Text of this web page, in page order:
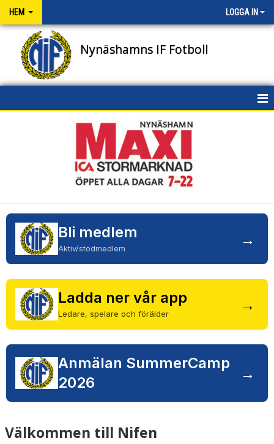
HEM LOGGA IN
Nynäshamns IF Fotboll
NIFENS FOND
KALENDER
VÅRA LAG/TRÄNARE
MATCHER
WEBBSHOP
Bli medlem
Aktiv/stödmedlem →
Ladda ner vår app
Ledare, spelare och förälder →
Anmälan SummerCamp
2026
→
Välkommen till Nifen